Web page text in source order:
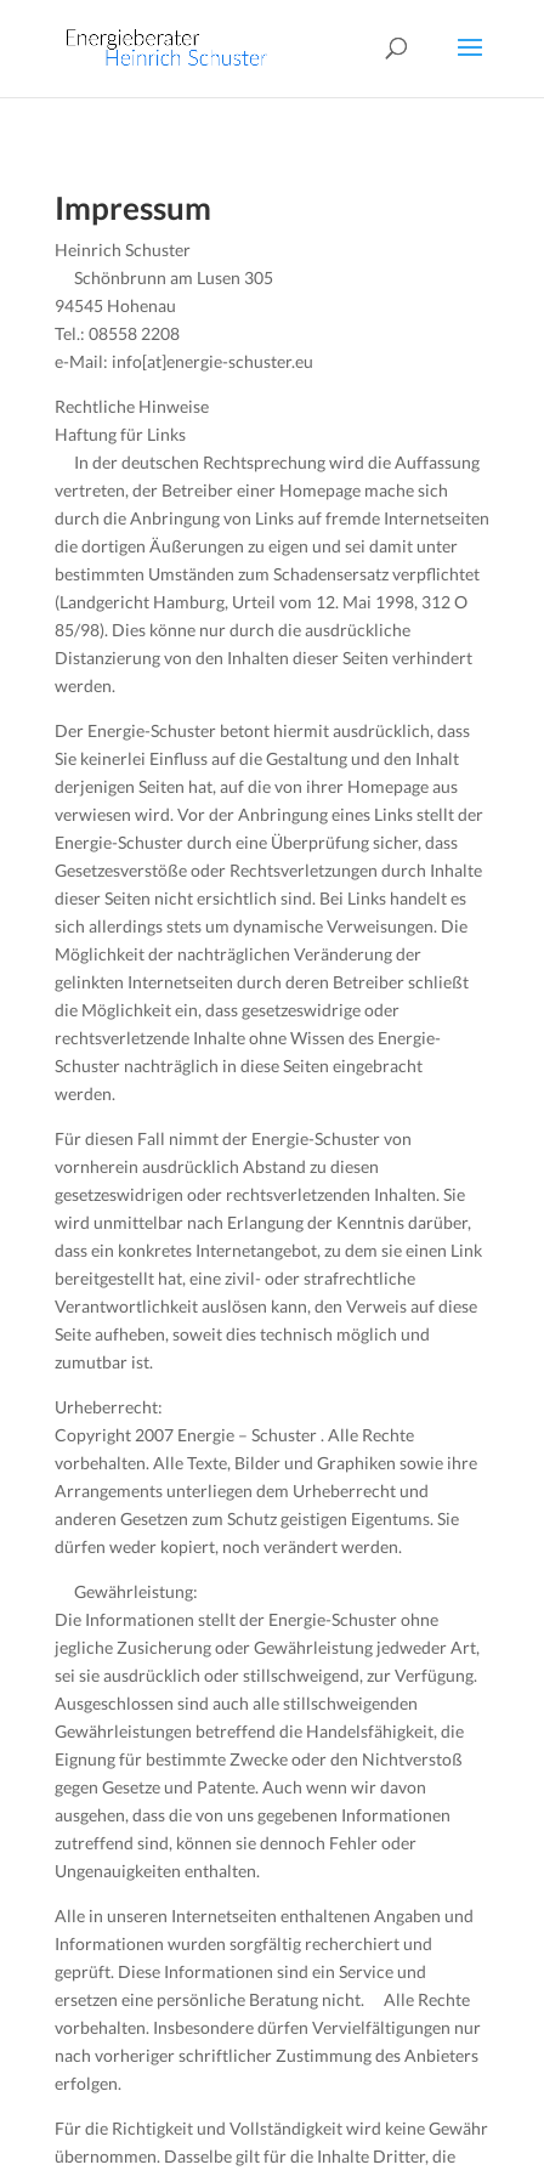
Impressum
Heinrich Schuster
Schönbrunn am Lusen 305
94545 Hohenau
Tel.: 08558 2208
e-Mail: info[at]energie-schuster.eu
Rechtliche Hinweise
Haftung für Links
In der deutschen Rechtsprechung wird die Auffassung
vertreten, der Betreiber einer Homepage mache sich
durch die Anbringung von Links auf fremde Internetseiten
die dortigen Äußerungen zu eigen und sei damit unter
bestimmten Umständen zum Schadensersatz verpflichtet
(Landgericht Hamburg, Urteil vom 12. Mai 1998, 312 O
85/98). Dies könne nur durch die ausdrückliche
Distanzierung von den Inhalten dieser Seiten verhindert
werden.
Der Energie-Schuster betont hiermit ausdrücklich, dass
Sie keinerlei Einfluss auf die Gestaltung und den Inhalt
derjenigen Seiten hat, auf die von ihrer Homepage aus
verwiesen wird. Vor der Anbringung eines Links stellt der
Energie-Schuster durch eine Überprüfung sicher, dass
Gesetzesverstöße oder Rechtsverletzungen durch Inhalte
dieser Seiten nicht ersichtlich sind. Bei Links handelt es
sich allerdings stets um dynamische Verweisungen. Die
Möglichkeit der nachträglichen Veränderung der
gelinkten Internetseiten durch deren Betreiber schließt
die Möglichkeit ein, dass gesetzeswidrige oder
rechtsverletzende Inhalte ohne Wissen des Energie-
Schuster nachträglich in diese Seiten eingebracht
werden.
Für diesen Fall nimmt der Energie-Schuster von
vornherein ausdrücklich Abstand zu diesen
gesetzeswidrigen oder rechtsverletzenden Inhalten. Sie
wird unmittelbar nach Erlangung der Kenntnis darüber,
dass ein konkretes Internetangebot, zu dem sie einen Link
bereitgestellt hat, eine zivil- oder strafrechtliche
Verantwortlichkeit auslösen kann, den Verweis auf diese
Seite aufheben, soweit dies technisch möglich und
zumutbar ist.
Urheberrecht:
Copyright 2007 Energie – Schuster . Alle Rechte
vorbehalten. Alle Texte, Bilder und Graphiken sowie ihre
Arrangements unterliegen dem Urheberrecht und
anderen Gesetzen zum Schutz geistigen Eigentums. Sie
dürfen weder kopiert, noch verändert werden.
Gewährleistung:
Die Informationen stellt der Energie-Schuster ohne
jegliche Zusicherung oder Gewährleistung jedweder Art,
sei sie ausdrücklich oder stillschweigend, zur Verfügung.
Ausgeschlossen sind auch alle stillschweigenden
Gewährleistungen betreffend die Handelsfähigkeit, die
Eignung für bestimmte Zwecke oder den Nichtverstoß
gegen Gesetze und Patente. Auch wenn wir davon
ausgehen, dass die von uns gegebenen Informationen
zutreffend sind, können sie dennoch Fehler oder
Ungenauigkeiten enthalten.
Alle in unseren Internetseiten enthaltenen Angaben und
Informationen wurden sorgfältig recherchiert und
geprüft. Diese Informationen sind ein Service und
ersetzen eine persönliche Beratung nicht. Alle Rechte
vorbehalten. Insbesondere dürfen Vervielfältigungen nur
nach vorheriger schriftlicher Zustimmung des Anbieters
erfolgen.
Für die Richtigkeit und Vollständigkeit wird keine Gewähr
übernommen. Dasselbe gilt für die Inhalte Dritter, die